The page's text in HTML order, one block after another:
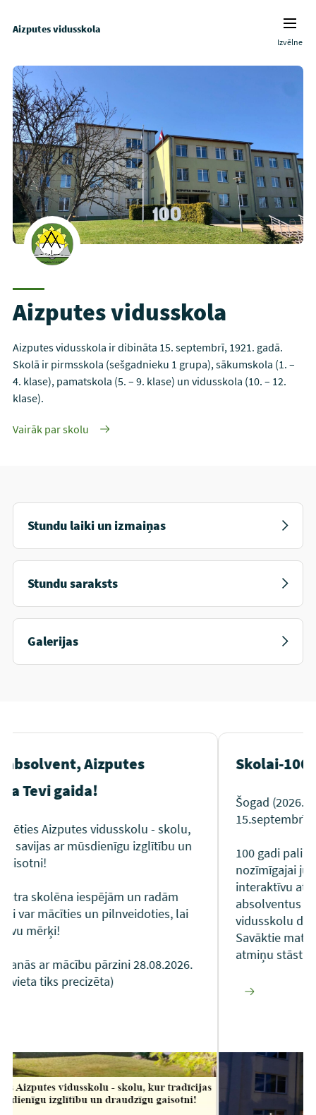
Aizputes vidusskola
Izvēlne
Aizputes vidusskola
Aizputes vidusskola ir dibināta 15. septembrī, 1921. gadā.
Skolā ir pirmsskola (sešgadnieku 1 grupa), sākumskola (1. –
4. klase), pamatskola (5. – 9. klase) un vidusskola (10. – 12.
klase).
Vairāk par skolu
Stundu laiki un izmaiņas
Stundu saraksts
Galerijas
Skolai-100!
Šogad (2026.gads) Aizputes vidusskolai
100 gadi palika 2021.gadā - skaistajai un
nozīmīgajai jubilejas reizei par godu veidojām
interaktīvu atceres projektu un aicinājām skolas
absolventus dalīties savās atmiņās par Aizputes
vidusskolu dažādos laikos.
Savāktie materiāli veido interesantu, jautru
atmiņu stāstu par mūsu dzīves laiku skolā!